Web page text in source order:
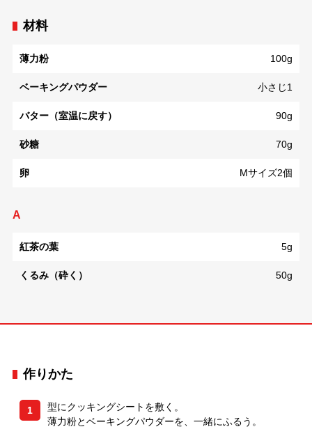
材料
薄力粉 100g
ベーキングパウダー 小さじ1
バター（室温に戻す） 90g
砂糖 70g
卵 Mサイズ2個
A
紅茶の葉 5g
くるみ（砕く） 50g
作りかた
1
型にクッキングシートを敷く。
薄力粉とベーキングパウダーを、一緒にふるう。